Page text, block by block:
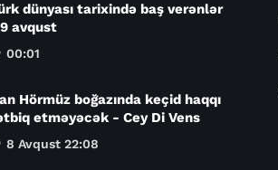
dünyası tarixində baş verənlər
avqust
00:01
Hörmüz boğazında keçid haqqı
etməyəcək - Cey Di Vens
8 Avqust 22:08